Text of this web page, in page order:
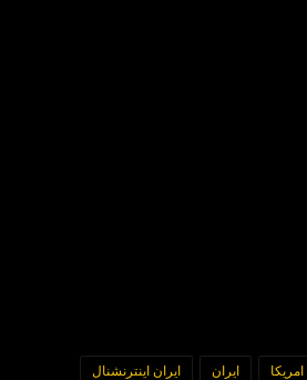
امریکا ایران ایران اینترنشنال